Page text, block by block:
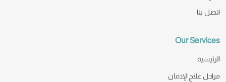
اتصل بنا
Our Services
الرئيسية
مراحل علاج الإدمان